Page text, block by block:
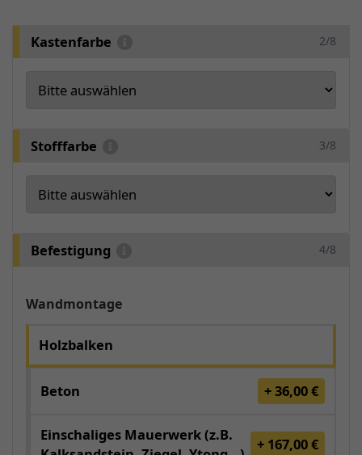
Kastenfarbe 2/8
Stofffarbe 3/8
Befestigung 4/8
Wandmontage
Holzbalken
Beton + 36,00 €
Einschaliges Mauerwerk (z.B.
+ 167,00 €